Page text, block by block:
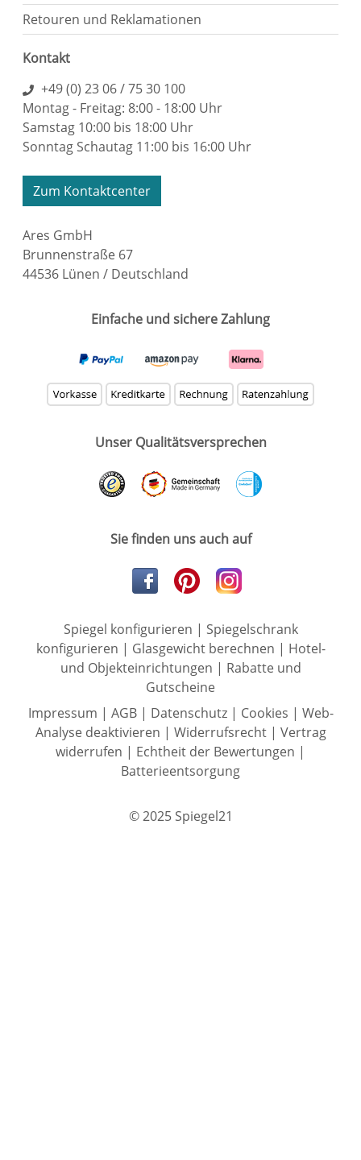
Retouren und Reklamationen
Kontakt
+49 (0) 23 06 / 75 30 100
Montag - Freitag: 8:00 - 18:00 Uhr
Samstag 10:00 bis 18:00 Uhr
Sonntag Schautag 11:00 bis 16:00 Uhr
Zum Kontaktcenter
Ares GmbH
Brunnenstraße 67
44536 Lünen / Deutschland
Einfache und sichere Zahlung
Unser Qualitätsversprechen
Sie finden uns auch auf
Spiegel konfigurieren | Spiegelschrank
konfigurieren | Glasgewicht berechnen | Hotel-
und Objekteinrichtungen | Rabatte und
Gutscheine
Impressum | AGB| Datenschutz| Cookies | Web-
Analyse deaktivieren | Widerrufsrecht| Vertrag
widerrufen | Echtheit der Bewertungen |
Batterieentsorgung
© 2025 Spiegel21